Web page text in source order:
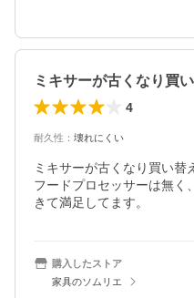
4
耐久性 ： 壊れにくい
ミキサーが古くなり買い替
フードプロセッサーは無く
きて満足してます。
購入したストア
家具のソムリエ